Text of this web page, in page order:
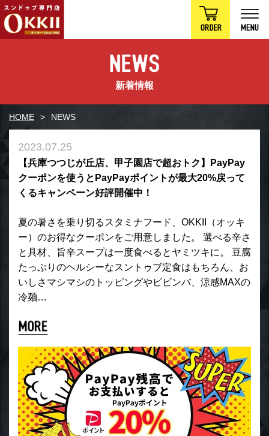
新着情報
HOME NEWS
2023.07.25
【兵庫つつじが丘店、甲子園店で超おトク】PayPay
クーポンを使うとPayPayポイントが最大20%戻って
くるキャンペーン好評開催中！
夏の暑さを乗り切るスタミナフード、OKKII（オッキ
ー）のお得なクーポンをご用意しました。 選べる辛さ
と具材、旨辛スープは一度食べるとヤミツキに。 豆腐
たっぷりのヘルシーなスントゥブ定食はもちろん、お
いしさマシマシのトッピングやビビンバ、涼感MAXの
冷麺…